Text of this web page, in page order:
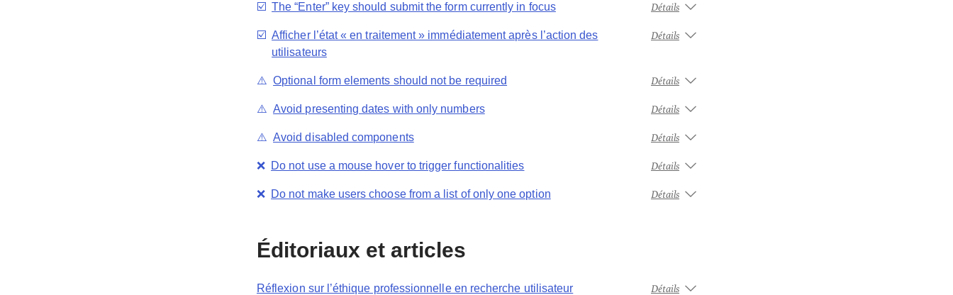
☑️ The “Enter” key should submit the form currently in focus Détails
☑️ Afficher l’état « en traitement » immédiatement après l’action des
utilisateurs
Détails
⚠️ Optional form elements should not be required Détails
⚠️ Avoid presenting dates with only numbers Détails
⚠️ Avoid disabled components Détails
❌ Do not use a mouse hover to trigger functionalities Détails
❌ Do not make users choose from a list of only one option Détails
Éditoriaux et articles
Réflexion sur l’éthique professionnelle en recherche utilisateur Détails